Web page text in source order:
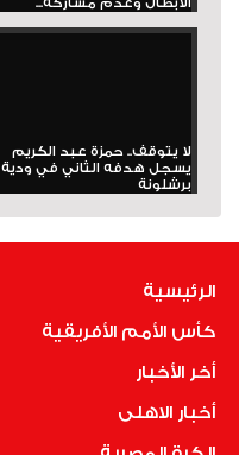
الأبطال وعدم مشاركة...
لا يتوقف.. حمزة عبد الكريم
يسجل هدفه الثاني في ودية
برشلونة
الرئيسية
كأس الأمم الأفريقية
أخر الأخبار
أخبار الاهلى